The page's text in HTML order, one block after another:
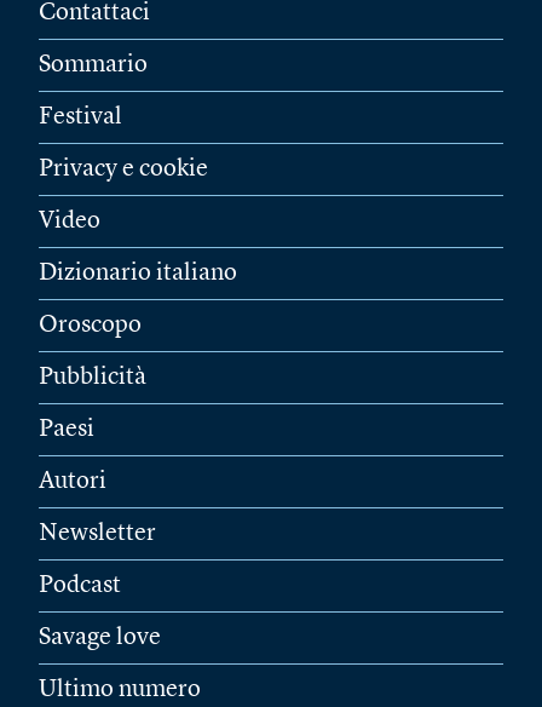
Contattaci
Sommario
Festival
Privacy e cookie
Video
Dizionario italiano
Oroscopo
Pubblicità
Paesi
Autori
Newsletter
Podcast
Savage love
Ultimo numero